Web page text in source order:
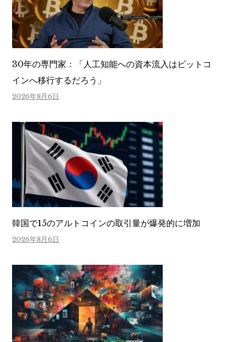
30年の専門家：「人工知能への資本流入はビットコ
インへ移行するだろう」
2026年8月6日
韓国で15のアルトコインの取引量が爆発的に増加
2026年8月6日